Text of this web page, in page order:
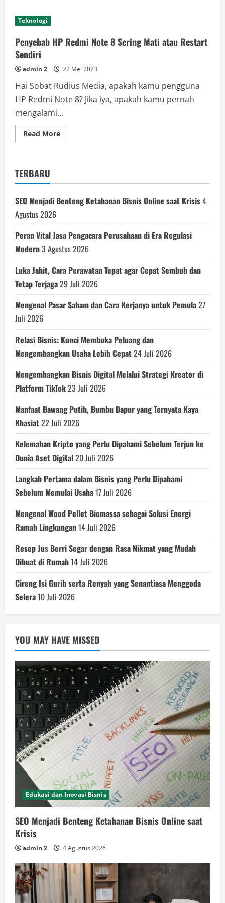
Teknologi
Penyebab HP Redmi Note 8 Sering Mati atau Restart
Sendiri
admin 2 22 Mei 2023
Hai Sobat Rudius Media, apakah kamu pengguna
HP Redmi Note 8? Jika iya, apakah kamu pernah
mengalami...
Read MoreRead
more
8
Mati
atau
TERBARU
SEO Menjadi Benteng Ketahanan Bisnis Online saat Krisis4
Agustus 2026
Peran Vital Jasa Pengacara Perusahaan di Era Regulasi
Modern3 Agustus 2026
Luka Jahit, Cara Perawatan Tepat agar Cepat Sembuh dan
Tetap Terjaga29 Juli 2026
Mengenal Pasar Saham dan Cara Kerjanya untuk Pemula27
Juli 2026
Relasi Bisnis: Kunci Membuka Peluang dan
Mengembangkan Usaha Lebih Cepat24 Juli 2026
Mengembangkan Bisnis Digital Melalui Strategi Kreator di
Platform TikTok23 Juli 2026
Manfaat Bawang Putih, Bumbu Dapur yang Ternyata Kaya
Khasiat22 Juli 2026
Kelemahan Kripto yang Perlu Dipahami Sebelum Terjun ke
Dunia Aset Digital20 Juli 2026
Langkah Pertama dalam Bisnis yang Perlu Dipahami
Sebelum Memulai Usaha17 Juli 2026
Mengenal Wood Pellet Biomassa sebagai Solusi Energi
Ramah Lingkungan14 Juli 2026
Resep Jus Berri Segar dengan Rasa Nikmat yang Mudah
Dibuat di Rumah14 Juli 2026
Cireng Isi Gurih serta Renyah yang Senantiasa Menggoda
Selera10 Juli 2026
YOU MAY HAVE MISSED
Edukasi dan Inovasi Bisnis
SEO Menjadi Benteng Ketahanan Bisnis Online saat
Krisis
admin 2 4 Agustus 2026